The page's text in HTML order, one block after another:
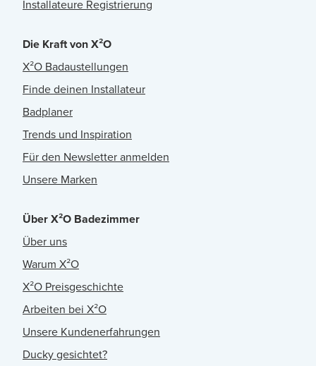
Installateure Registrierung
Die Kraft von X²O
X²O Badaustellungen
Finde deinen Installateur
Badplaner
Trends und Inspiration
Für den Newsletter anmelden
Unsere Marken
Über X²O Badezimmer
Über uns
Warum X²O
X²O Preisgeschichte
Arbeiten bei X²O
Unsere Kundenerfahrungen
Ducky gesichtet?